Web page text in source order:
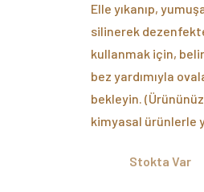
Elle yıkanıp,
silinerek
kullanmak için,
bez yardımıyla
bekleyin.
kimyasal ürünlerle
Stokta Var